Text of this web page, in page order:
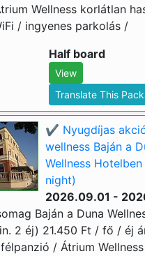
Wellness korlátlan
/ ingyenes parkolás /
Half board
View
Translate This
✔️ Nyugdíjas
wellness Baján a
Wellness
night)
2026.09.01 -
Baján a Duna
2 éj) 21.450 Ft / fő / éj
/ Átrium Wellness